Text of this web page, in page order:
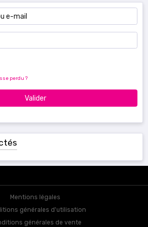
perdu ?
Valider
Mentions légales
générales d'utilisation
générales de vente